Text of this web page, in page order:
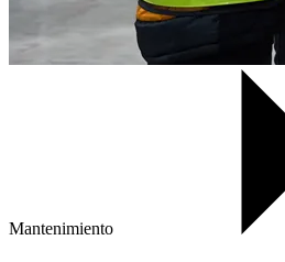
Mantenimiento